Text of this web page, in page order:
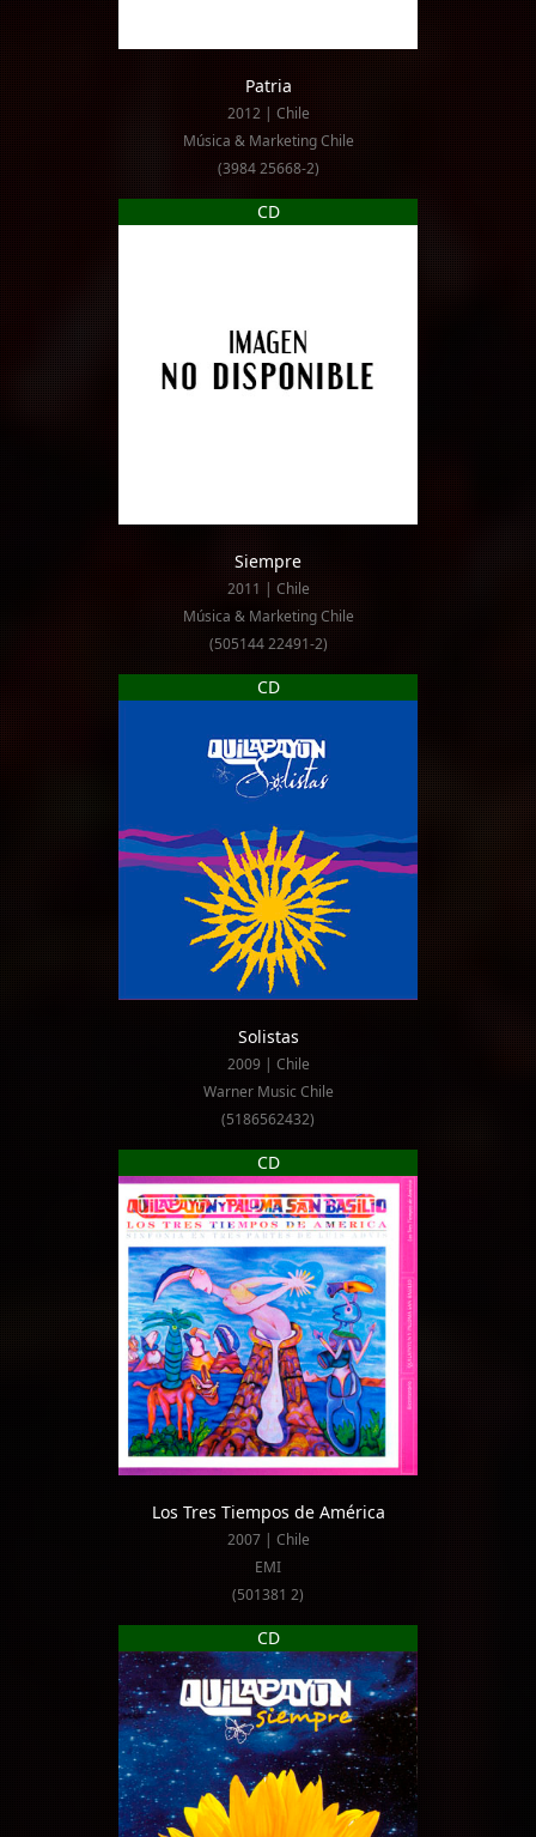
Patria
2012 | Chile
Música & Marketing Chile
(3984 25668-2)
CD
Siempre
2011 | Chile
Música & Marketing Chile
(505144 22491-2)
CD
Solistas
2009 | Chile
Warner Music Chile
(5186562432)
CD
Los Tres Tiempos de América
2007 | Chile
EMI
(501381 2)
CD